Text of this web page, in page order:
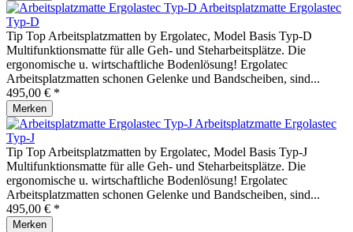
Arbeitsplatzmatte Ergolastec
Typ-D
Tip Top Arbeitsplatzmatten by Ergolatec, Model Basis Typ-D
Multifunktionsmatte für alle Geh- und Steharbeitsplätze. Die
ergonomische u. wirtschaftliche Bodenlösung! Ergolatec
Arbeitsplatzmatten schonen Gelenke und Bandscheiben, sind...
495,00 € *
Merken
Arbeitsplatzmatte Ergolastec
Typ-J
Tip Top Arbeitsplatzmatten by Ergolatec, Model Basis Typ-J
Multifunktionsmatte für alle Geh- und Steharbeitsplätze. Die
ergonomische u. wirtschaftliche Bodenlösung! Ergolatec
Arbeitsplatzmatten schonen Gelenke und Bandscheiben, sind...
495,00 € *
Merken